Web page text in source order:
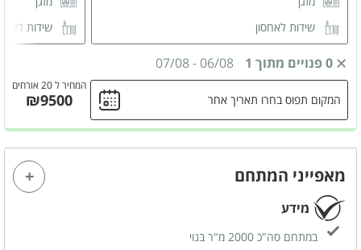
שידות לאחסון
שידות
המחיר ל 20 אורחים
0 פנויים מתוך 1 06/08
-
07/08
₪9500 המקום תפוס בחרו תאריך אחר
מאפייני המתחם
מידע
במתחם סה"כ 2000 מ"ר בנוי